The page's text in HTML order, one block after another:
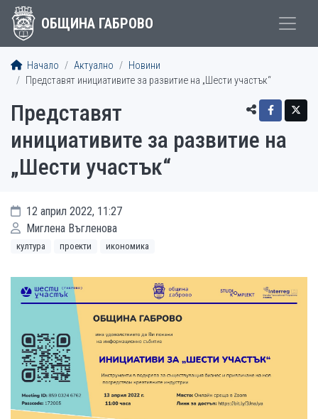
ОБЩИНА ГАБРОВО
Начало Актуално
Новини
Представят инициативите за развитие на „Шести участък“
Представят
инициативите за развитие на
„Шести участък“
12 април 2022, 11:27
Миглена Въгленова
култура проекти икономика